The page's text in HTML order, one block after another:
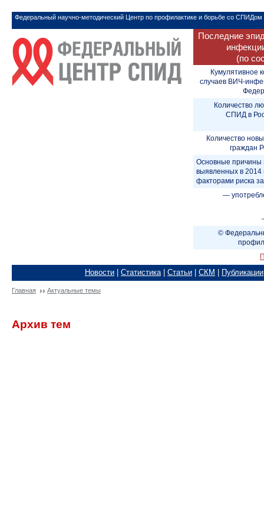
Федеральный научно-методический Центр по профилактике и борьбе со СПИДом
Последние
(по
Кумулятивное
случаев ВИЧ-
Количество
СПИД в
Количество
граждан
Основные причины
выявленных в 2014
факторами риска
—
©
Новости Статистика| Статьи СКМ Публикации
Главная Актуальные темы
Архив тем